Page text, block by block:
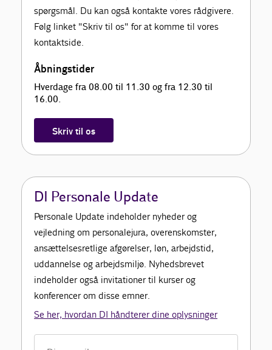
spørgsmål. Du kan også kontakte vores rådgivere.
Følg linket "Skriv til os" for at komme til vores
kontaktside.
Åbningstider
Hverdage fra 08.00 til 11.30 og fra 12.30 til
16.00.
Skriv til os
DI Personale Update
Personale Update indeholder nyheder og
vejledning om personalejura, overenskomster,
ansættelsesretlige afgørelser, løn, arbejdstid,
uddannelse og arbejdsmiljø. Nyhedsbrevet
indeholder også invitationer til kurser og
konferencer om disse emner.
Se her, hvordan DI håndterer dine oplysninger